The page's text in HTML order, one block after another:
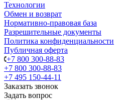
Технологии
Обмен и возврат
Нормативно-правовая база
Разрешительные документы
Политика конфиденциальности
Публичная оферта
+7 800 300-88-83
+7 800 300-88-83
+7 495 150-44-11
Заказать звонок
Задать вопрос